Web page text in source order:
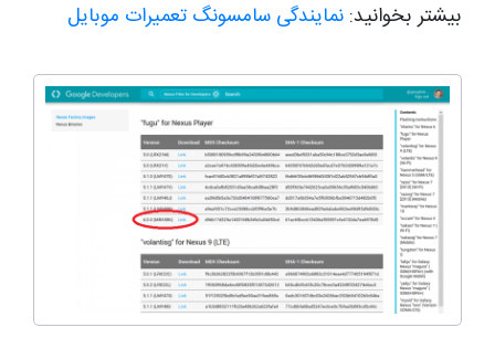
بیشتر بخوانید: نمایندگی سامسونگ تعمیرات موبایل